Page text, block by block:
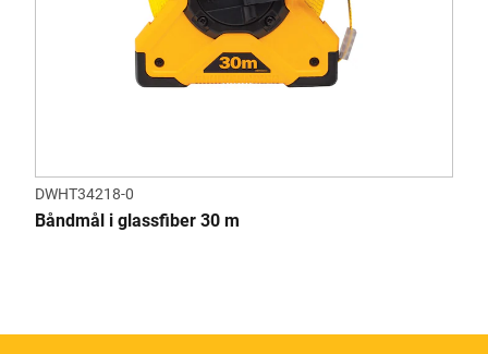
DWHT34218-0
Båndmål i glassfiber 30 m